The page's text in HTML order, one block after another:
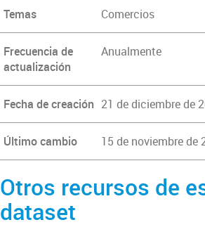
Temas Comercios
Frecuencia de
actualización
Anualmente
Fecha de creación 21 de diciembre de
Último cambio 15 de noviembre de
Otros recursos de
dataset